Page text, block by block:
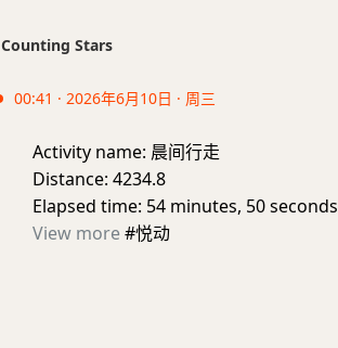
Counting Stars
00:41 · 2026年6月10日 · 周三
Activity name: 晨间行走
Distance: 4234.8
Elapsed time: 54 minutes, 50 seconds
View more#悦动